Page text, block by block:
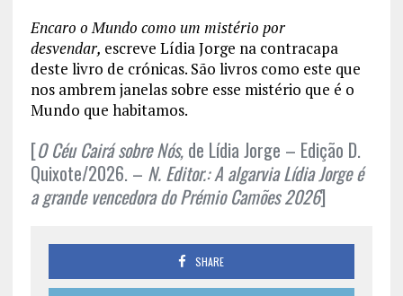
Encaro o Mundo como um mistério por
desvendar, escreve Lídia Jorge na contracapa
deste livro de crónicas. São livros como este que
nos ambrem janelas sobre esse mistério que é o
Mundo que habitamos.
[O Céu Cairá sobre Nós, de Lídia Jorge – Edição D.
Quixote/2026. – N. Editor.: A algarvia Lídia Jorge é
a grande vencedora do Prémio Camões 2026]
SHARE